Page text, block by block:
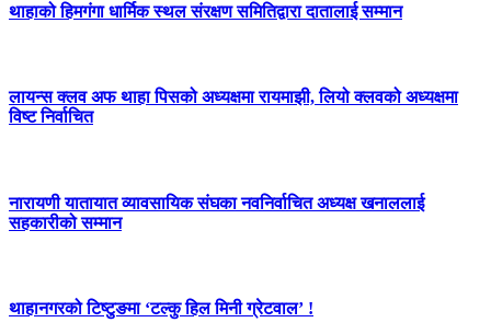
थाहाको हिमगंगा धार्मिक स्थल संरक्षण समितिद्वारा दातालाई सम्मान
लायन्स क्लव अफ थाहा पिसको अध्यक्षमा रायमाझी, लियो क्लवको अध्यक्षमा
विष्ट निर्वाचित
नारायणी यातायात व्यावसायिक संघका नवनिर्वाचित अध्यक्ष खनाललाई
सहकारीको सम्मान
थाहानगरको टिष्टुङमा ‘टल्कु हिल मिनी ग्रेटवाल’ !